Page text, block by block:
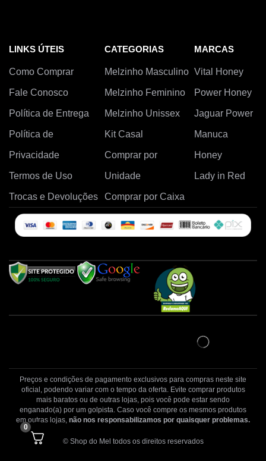
LINKS ÚTEIS
Como Comprar
Fale Conosco
Política de Entrega
Política de
Privacidade
Termos de Uso
Trocas e Devoluções
CATEGORIAS
Melzinho Masculino
Melzinho Feminino
Melzinho Unissex
Kit Casal
Comprar por
Unidade
Comprar por Caixa
MARCAS
Vital Honey
Power Honey
Jaguar Power
Manuca
Honey
Lady in Red
Preços e condições de pagamento exclusivos para compras neste site
oficial, podendo variar com o tempo da oferta. Evite comprar produtos
mais baratos ou de outras lojas, pois você pode estar sendo
enganado(a) por um golpista. Caso você compre os mesmos produtos
em outras lojas, não nos responsabilizamos por quaisquer problemas.
© Shop do Mel todos os direitos reservados
0